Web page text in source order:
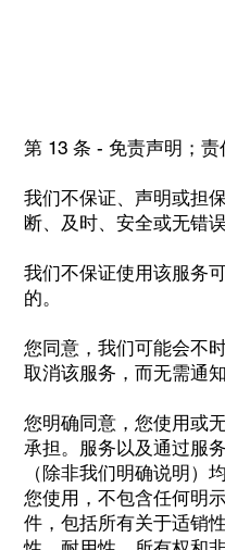
第 13 条 - 免责声明；责
我们不保证、声明或担
断、及时、安全或无错误
我们不保证使用该服务
的。
您同意，我们可能会不
取消该服务，而无需通知
您明确同意，您使用或
承担。服务以及通过服
（除非我们明确说明）
您使用，不包含任何明
件，包括所有关于适销